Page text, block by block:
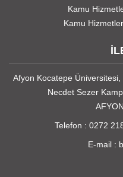
Kamu
Kamu
Afyon Kocatepe Üniversitesi,
Necdet Sezer
Telefon : 0272
E-mail :